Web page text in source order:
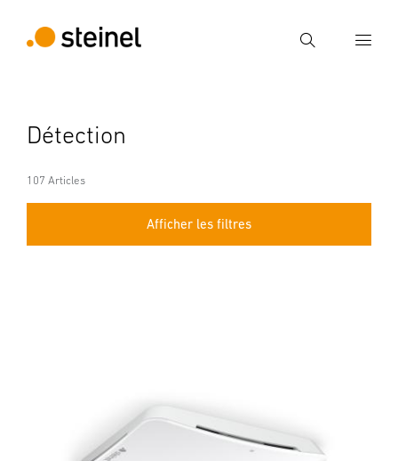
Recherche
Recherche
Détection
107 Articles
Afficher les filtres